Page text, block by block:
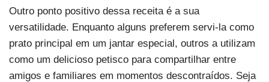
Outro ponto positivo dessa receita é a sua
versatilidade. Enquanto alguns preferem servi-la como
prato principal em um jantar especial, outros a utilizam
como um delicioso petisco para compartilhar entre
amigos e familiares em momentos descontraídos. Seja